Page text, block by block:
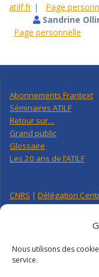
Nous utilisons des
service.
atilf.fr| Page
Sandrine
Page personnelle
Abonnements Frantext
Séminaires ATILF
Retour sur…
Grand public
Glossaire
Les 20 ans de l’ATILF
CNRS | Délégation
Université de Lorraine
CNRS Hebdo Centre-Est